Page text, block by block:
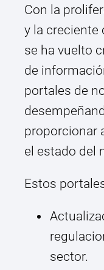
Con la
y la creciente
se ha vuelto
de
portales de
proporcionar
el estado del
Estos
sector.